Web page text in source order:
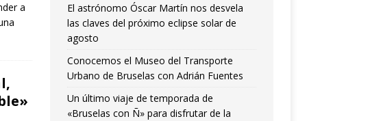
a
El astrónomo Óscar Martín nos desvela
las claves del próximo eclipse solar de
agosto
Conocemos el Museo del Transporte
Urbano de Bruselas con Adrián Fuentes
Un último viaje de temporada de
«Bruselas con Ñ» para disfrutar de la